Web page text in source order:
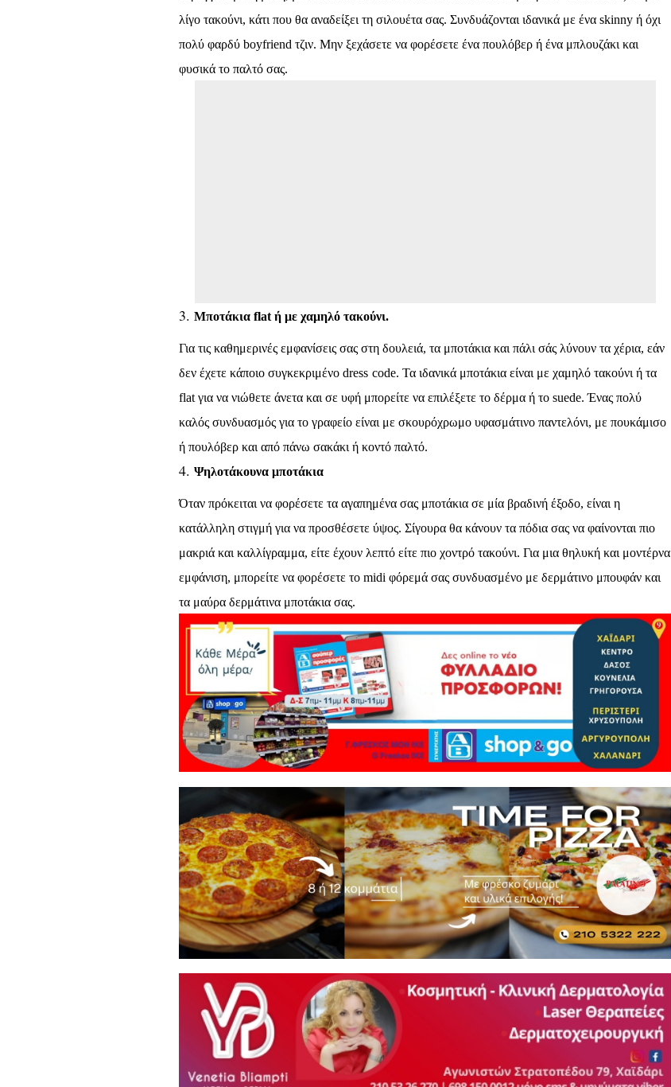
λίγο τακούνι, κάτι που θα αναδείξει τη σιλουέτα σας. Συνδυάζονται ιδανικά με ένα skinnyή όχι
πολύ φαρδύ boyfriendτζιν. Μην ξεχάσετε να φορέσετε ένα πουλόβερ ή ένα μπλουζάκι και
φυσικά το παλτό σας.
Μποτάκια flat ή με χαμηλό τακούνι.
Για τις καθημερινές εμφανίσεις σας στη δουλειά, τα μποτάκια και πάλι σάς λύνουν τα χέρια, εάν
δεν έχετε κάποιο συγκεκριμένο dress code. Τα ιδανικά μποτάκια είναι με χαμηλό τακούνι ή τα
flatγια να νιώθετε άνετα και σε υφή μπορείτε να επιλέξετε το δέρμα ή το suede. Ένας πολύ
καλός συνδυασμός για το γραφείο είναι με σκουρόχρωμο υφασμάτινο παντελόνι, με πουκάμισο
ή πουλόβερ και από πάνω σακάκι ή κοντό παλτό.
Ψηλοτάκουνα μποτάκια
Όταν πρόκειται να φορέσετε τα αγαπημένα σας μποτάκια σε μία βραδινή έξοδο, είναι η
κατάλληλη στιγμή για να προσθέσετε ύψος. Σίγουρα θα κάνουν τα πόδια σας να φαίνονται πιο
μακριά και καλλίγραμμα, είτε έχουν λεπτό είτε πιο χοντρό τακούνι. Για μια θηλυκή και μοντέρνα
εμφάνιση, μπορείτε να φορέσετε το midiφόρεμά σας συνδυασμένο με δερμάτινο μπουφάν και
τα μαύρα δερμάτινα μποτάκια σας.